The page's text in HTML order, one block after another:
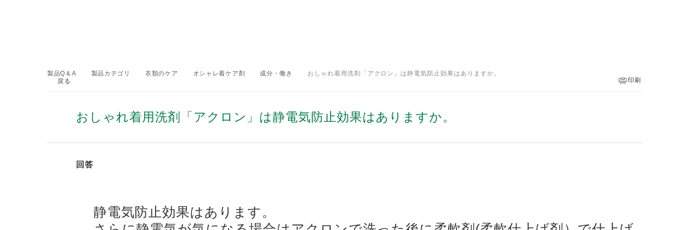
製品Q＆A
製品カテゴリ
衣類のケア
オシャレ着ケア剤
成分・働き
おしゃれ着用洗剤「アクロン」は静電気防止効果はありますか。
戻る
印刷
おしゃれ着用洗剤「アクロン」は静電気防止効果はありますか。
回答
静電気防止効果はあります。